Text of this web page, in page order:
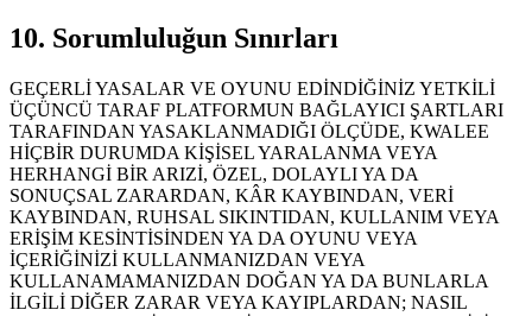
10. Sorumluluğun Sınırları
GEÇERLİ YASALAR VE OYUNU EDİNDİĞİNİZ YETKİLİ
ÜÇÜNCÜ TARAF PLATFORMUN BAĞLAYICI ŞARTLARI
TARAFINDAN YASAKLANMADIĞI ÖLÇÜDE, KWALEE
HİÇBİR DURUMDA KİŞİSEL YARALANMA VEYA
HERHANGİ BİR ARIZİ, ÖZEL, DOLAYLI YA DA
SONUÇSAL ZARARDAN, KÂR KAYBINDAN, VERİ
KAYBINDAN, RUHSAL SIKINTIDAN, KULLANIM VEYA
ERİŞİM KESİNTİSİNDEN YA DA OYUNU VEYA
İÇERİĞİNİZİ KULLANMANIZDAN VEYA
KULLANAMAMANIZDAN DOĞAN YA DA BUNLARLA
İLGİLİ DİĞER ZARAR VEYA KAYIPLARDAN; NASIL